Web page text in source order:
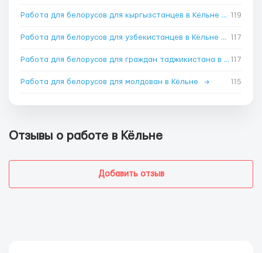
Работа для белорусов для кыргызстанцев в Кёльне→ 119
Работа для белорусов для узбекистанцев в Кёльне→ 117
Работа для белорусов для граждан таджикистана в Кёльне 117
Работа для белорусов для молдован в Кёльне → 115
Отзывы о работе в Кёльне
Добавить отзыв